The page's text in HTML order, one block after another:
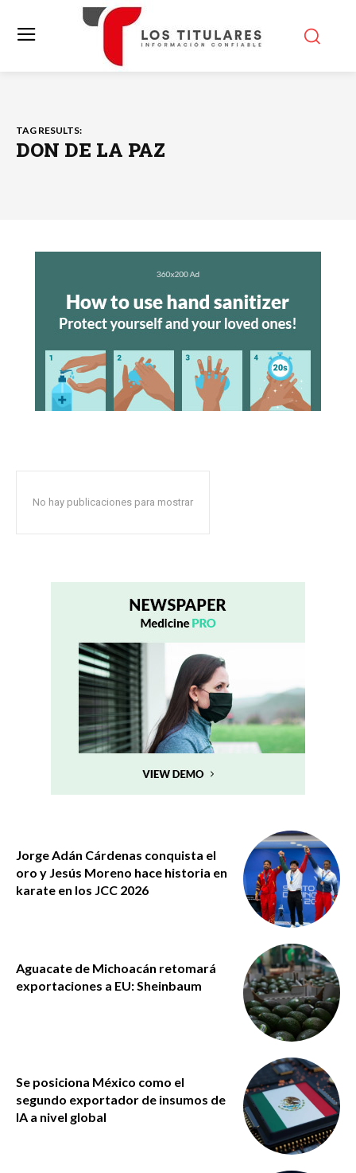
TAG RESULTS:
DON DE LA PAZ
No hay publicaciones para mostrar
Jorge Adán Cárdenas conquista el
oro y Jesús Moreno hace historia en
karate en los JCC 2026
Aguacate de Michoacán retomará
exportaciones a EU: Sheinbaum
Se posiciona México como el
segundo exportador de insumos de
IA a nivel global